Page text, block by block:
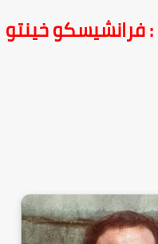
: فرانشيسكو خينتو